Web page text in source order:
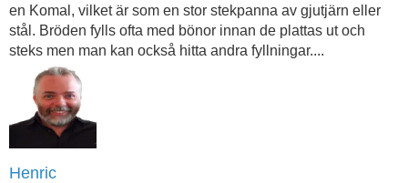
en Komal, vilket är som en stor stekpanna av gjutjärn eller
stål. Bröden fylls ofta med bönor innan de plattas ut och
steks men man kan också hitta andra fyllningar....
Henric